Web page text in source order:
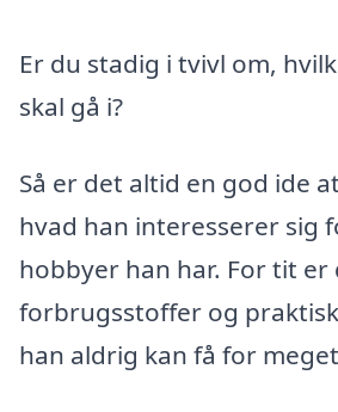
Er du stadig i tvivl om,
skal gå i?
Så er det altid en god ide
hvad han interesserer sig
hobbyer han har. For tit er
forbrugsstoffer og
han aldrig kan få for